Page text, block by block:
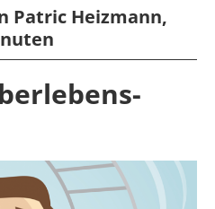
Patric Heizmann,